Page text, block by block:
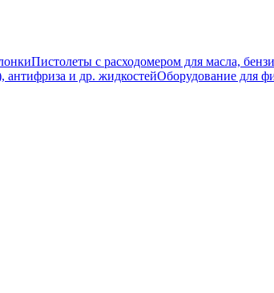
Пистолеты с расходомером для масла,
и др. жидкостейОборудование для